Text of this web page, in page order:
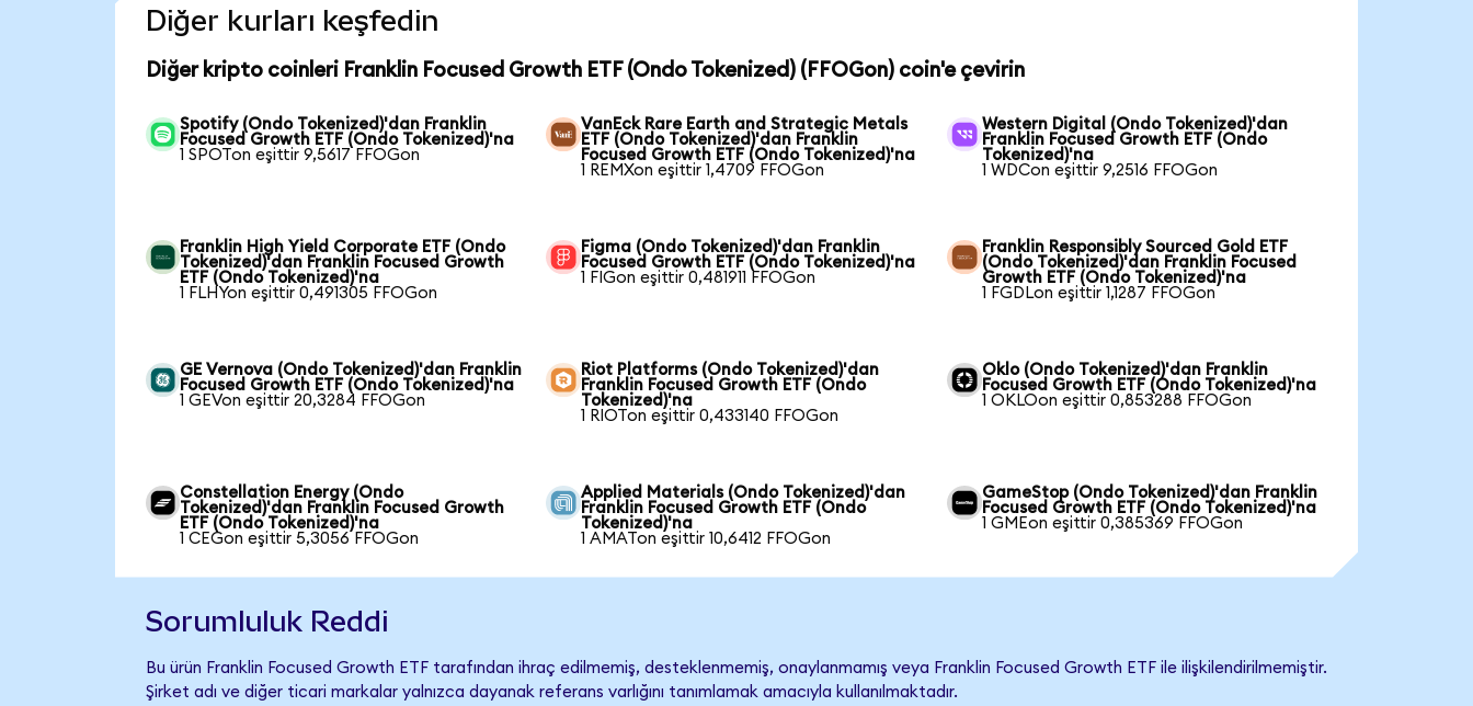
Diğer kurları keşfedin
Diğer kripto coinleri Franklin Focused Growth ETF (Ondo Tokenized) (FFOGon) coin'e çevirin
Spotify (Ondo Tokenized)'dan Franklin
Focused Growth ETF (Ondo Tokenized)'na
1 SPOTon eşittir 9,5617 FFOGon
VanEck Rare Earth and Strategic Metals
ETF (Ondo Tokenized)'dan Franklin
Focused Growth ETF (Ondo Tokenized)'na
1 REMXon eşittir 1,4709 FFOGon
Western Digital (Ondo Tokenized)'dan
Franklin Focused Growth ETF (Ondo
Tokenized)'na
1 WDCon eşittir 9,2516 FFOGon
Franklin High Yield Corporate ETF (Ondo
Tokenized)'dan Franklin Focused Growth
ETF (Ondo Tokenized)'na
1 FLHYon eşittir 0,491305 FFOGon
Figma (Ondo Tokenized)'dan Franklin
Focused Growth ETF (Ondo Tokenized)'na
1 FIGon eşittir 0,481911 FFOGon
Franklin Responsibly Sourced Gold ETF
(Ondo Tokenized)'dan Franklin Focused
Growth ETF (Ondo Tokenized)'na
1 FGDLon eşittir 1,1287 FFOGon
GE Vernova (Ondo Tokenized)'dan Franklin
Focused Growth ETF (Ondo Tokenized)'na
1 GEVon eşittir 20,3284 FFOGon
Riot Platforms (Ondo Tokenized)'dan
Franklin Focused Growth ETF (Ondo
Tokenized)'na
1 RIOTon eşittir 0,433140 FFOGon
Oklo (Ondo Tokenized)'dan Franklin
Focused Growth ETF (Ondo Tokenized)'na
1 OKLOon eşittir 0,853288 FFOGon
Constellation Energy (Ondo
Tokenized)'dan Franklin Focused Growth
ETF (Ondo Tokenized)'na
1 CEGon eşittir 5,3056 FFOGon
Applied Materials (Ondo Tokenized)'dan
Franklin Focused Growth ETF (Ondo
Tokenized)'na
1 AMATon eşittir 10,6412 FFOGon
GameStop (Ondo Tokenized)'dan Franklin
Focused Growth ETF (Ondo Tokenized)'na
1 GMEon eşittir 0,385369 FFOGon
Sorumluluk Reddi
Bu ürün Franklin Focused Growth ETF tarafından ihraç edilmemiş, desteklenmemiş, onaylanmamış veya Franklin Focused Growth ETF ile ilişkilendirilmemiştir.
Şirket adı ve diğer ticari markalar yalnızca dayanak referans varlığını tanımlamak amacıyla kullanılmaktadır.